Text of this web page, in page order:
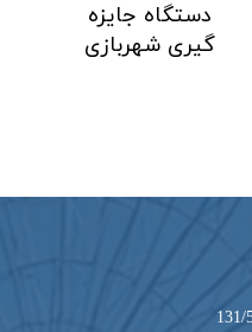
دستگاه جایزه
گیری شهربازی